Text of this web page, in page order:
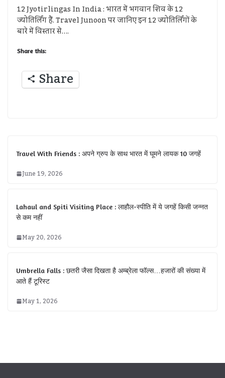
12 Jyotirlingas In India : भारत में भगवान शिव के 12
ज्योतिर्लिंग हैं. Travel Junoon पर जानिए इन 12 ज्योतिर्लिंगों के
बारे में विस्तार से….
Share this:
Share
Travel With Friends : अपने ग्रुप के साथ भारत में घूमने लायक 10 जगहें
June 19, 2026
Lahaul and Spiti Visiting Place : लाहौल-स्‍पीति में ये जगहें किसी जन्नत
से कम नहीं
May 20, 2026
Umbrella Falls : छतरी जैसा दिखता है अम्ब्रेला फॉल्स…हजारों की संख्या में
आते हैं टूरिस्ट
May 1, 2026